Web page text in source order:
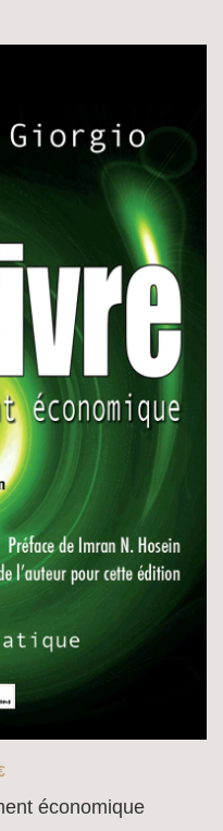
économique